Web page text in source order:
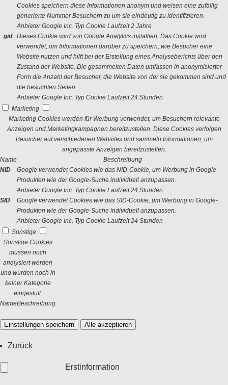
Cookies speichern diese Informationen anonym und weisen eine zufällig
generierte Nummer Besuchern zu um sie eindeutig zu identifizieren.
Anbieter Google Inc. Typ Cookie Laufzeit 2 Jahre
_gid
Dieses Cookie wird von Google Analytics installiert. Das Cookie wird
verwendet, um Informationen darüber zu speichern, wie Besucher eine
Website nutzen und hilft bei der Erstellung eines Analyseberichts über den
Zustand der Website. Die gesammelten Daten umfassen in anonymisierter
Form die Anzahl der Besucher, die Website von der sie gekommen sind und
die besuchten Seiten.
Anbieter Google Inc. Typ Cookie Laufzeit 24 Stunden
Marketing
Marketing Cookies werden für Werbung verwendet, um Besuchern relevante
Anzeigen und Marketingkampagnen bereitzustellen. Diese Cookies verfolgen
Besucher auf verschiedenen Websites und sammeln Informationen, um
angepasste Anzeigen bereitzustellen.
Name
Beschreibung
NID
Google verwendet Cookies wie das NID-Cookie, um Werbung in Google-
Produkten wie der Google-Suche individuell anzupassen.
Anbieter Google Inc. Typ Cookie Laufzeit 24 Stunden
SID
Google verwendet Cookies wie das SID-Cookie, um Werbung in Google-
Produkten wie der Google-Suche individuell anzupassen.
Anbieter Google Inc. Typ Cookie Laufzeit 24 Stunden
Sonstige
Sonstige Cookies
müssen noch
analysiert werden
und wurden noch in
keiner Kategorie
eingestuft.
NameBeschreibung
Einstellungen speichern Alle akzeptieren
Zurück
Erstinformation